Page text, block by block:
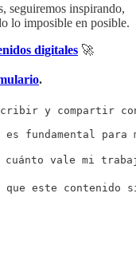
seguiremos inspirando,
lo imposible en posible.
digitales 🚀
.
y compartir
es fundamental
cuánto vale mi
este contenido